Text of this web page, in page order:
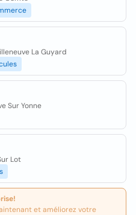
La Guyard
Sur Yonne
Lot
et améliorez votre